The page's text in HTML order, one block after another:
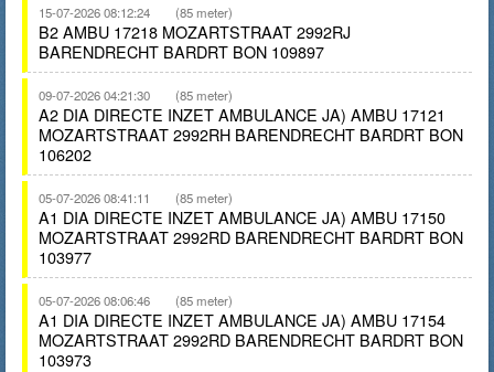
15-07-2026 08:12:24 (85 meter)
B2 AMBU 17218 MOZARTSTRAAT 2992RJ
BARENDRECHT BARDRT BON 109897
09-07-2026 04:21:30 (85 meter)
A2 DIA DIRECTE INZET AMBULANCE JA) AMBU 17121
MOZARTSTRAAT 2992RH BARENDRECHT BARDRT BON
106202
05-07-2026 08:41:11 (85 meter)
A1 DIA DIRECTE INZET AMBULANCE JA) AMBU 17150
MOZARTSTRAAT 2992RD BARENDRECHT BARDRT BON
103977
05-07-2026 08:06:46 (85 meter)
A1 DIA DIRECTE INZET AMBULANCE JA) AMBU 17154
MOZARTSTRAAT 2992RD BARENDRECHT BARDRT BON
103973